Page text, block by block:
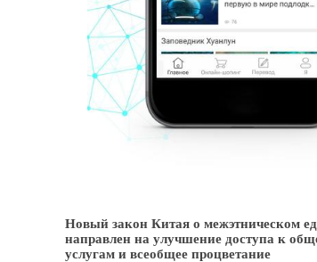
Новый закон Китая о межэтническом
направлен на улучшение доступа к
услугам и всеобщее процветание